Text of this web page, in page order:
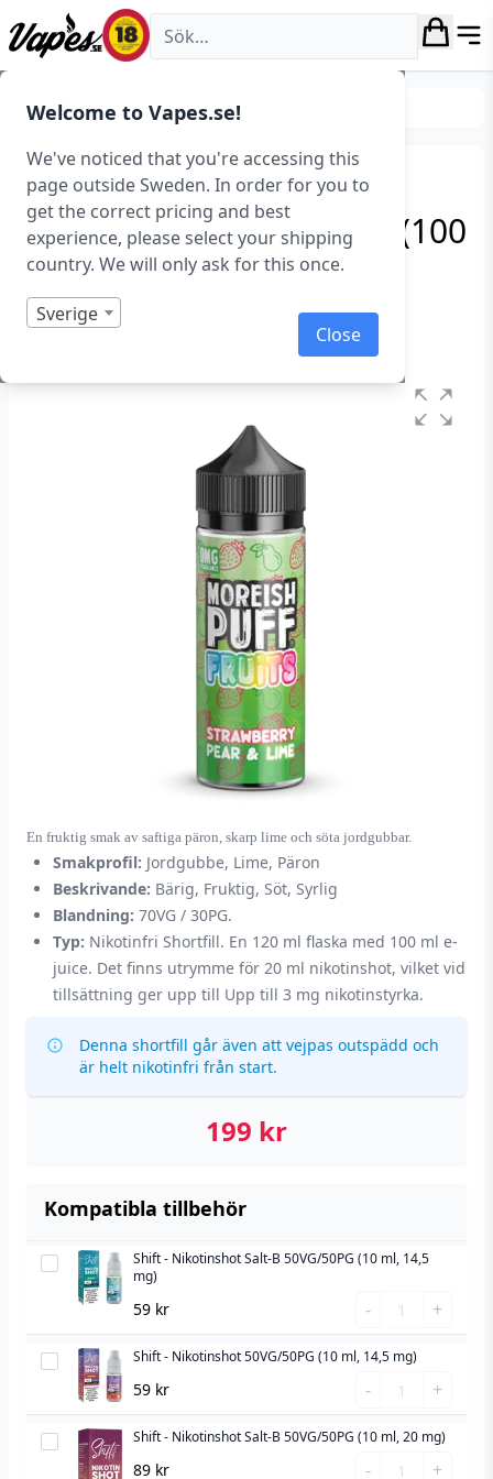
Welcome to Vapes.se!
We've noticed that you're accessing this
page outside Sweden. In order for you to
get the correct pricing and best
experience, please select your shipping
country. We will only ask for this once.
Sverige
Close
Vapes.se
E-juice Smaker Frukt & Bär
Moreish Puff Fruits –
Strawberry Pear & Lime (100
ml, Shortfill)
Art.nr: 39333
I lager
En fruktig smak av saftiga päron, skarp lime och söta jordgubbar.
Smakprofil: Jordgubbe, Lime, Päron
Beskrivande: Bärig, Fruktig, Söt, Syrlig
Blandning: 70VG / 30PG.
Typ: Nikotinfri Shortfill. En 120 ml flaska med 100 ml e-
juice. Det finns utrymme för 20 ml nikotinshot, vilket vid
tillsättning ger upp till Upp till 3 mg nikotinstyrka.
Denna shortfill går även att vejpas outspädd och
är helt nikotinfri från start.
199 kr
Kompatibla tillbehör
Shift
Nikotinshot
Salt-
B
50VG/50PG
(10
ml,
Shift - Nikotinshot Salt-B 50VG/50PG (10 ml, 14,5
mg)
59 kr -
Shift
-
Nikotinshot
Salt-
B
50VG/50PG
(10
+
Shift
Nikotinshot
50VG/50PG
Shift - Nikotinshot 50VG/50PG (10 ml, 14,5 mg)
59 kr -
Shift
-
Nikotinshot
50VG/50PG
+
Shift
Shift - Nikotinshot Salt-B 50VG/50PG (10 ml, 20 mg)
89 kr -
Shift
+